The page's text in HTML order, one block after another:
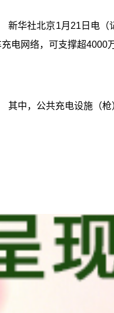
新华社北京1月21日电（
电网络，可支撑超4000
其中，公共充电设施（